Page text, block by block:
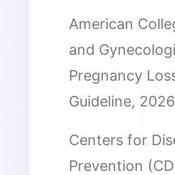
American
and
Pregnancy
Guideline,
Centers for
Prevention